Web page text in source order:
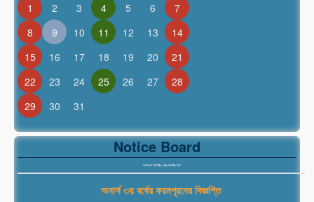
1
2 3 4 5 6
7
8
9 10 11 12 13
14
15
16 17 18 19 20
21
22
23 24 25 26 27
28
29
30 31
Notice Board
স্নাতক (সম্মান) ১ম বর্ষ ২০২৫-২০২৬ শিক্ষাবর্ষে ১ম মেধা তালিকায় স্থানপ্রাপ্ত
শিক্ষার্থীদের ভর্তি সংক্রান্ত বিজ্ঞপ্তি।
'09/05/2026
উপবৃত্তি ফরম
সমন্বিত কর্মসূচির আওতায় উপবৃত্তি বিজ্ঞপ্তি
'08/02/2026
অনার্স ৩য় বর্ষের ফরমপূরনের বিজ্ঞপ্তি
'04/11/2025